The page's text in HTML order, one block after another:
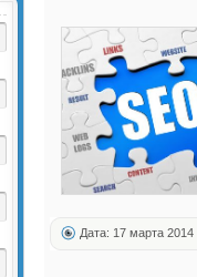
Дата: 17 марта 2014